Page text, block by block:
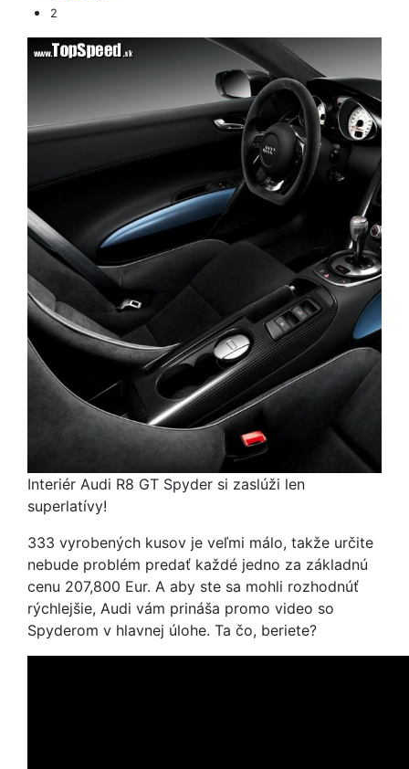
2
Interiér Audi R8 GT Spyder si zaslúži len
superlatívy!
333 vyrobených kusov je veľmi málo, takže určite
nebude problém predať každé jedno za základnú
cenu 207,800 Eur. A aby ste sa mohli rozhodnúť
rýchlejšie, Audi vám prináša promo video so
Spyderom v hlavnej úlohe. Ta čo, beriete?